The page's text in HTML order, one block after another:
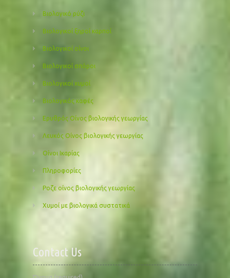
Βιολογικό ρύζι
Βιολογικοί ξηροί καρποί
Βιολογικοί οίνοι
Βιολογικοί σπόροι
Βιολογικοί χυμοί
Βιολογικός καφές
Ερυθρός Οίνος βιολογικής γεωργίας
Λευκός Οίνος βιολογικής γεωργίας
Οίνοι Ικαρίας
Πληροφορίες
Ροζε οίνος βιολογικής γεωργίας
Χυμοί με βιολογικά συστατικά
Contact Us